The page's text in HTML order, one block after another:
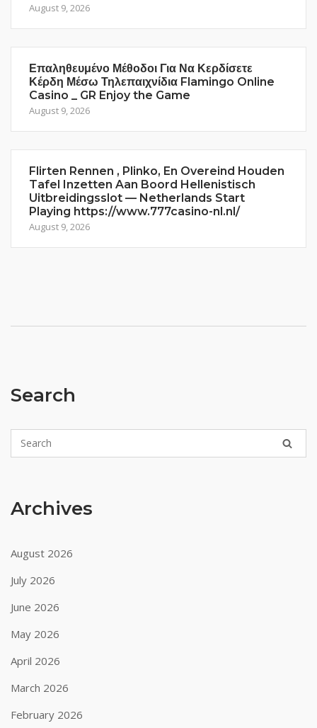
August 9, 2026
Επαληθευμένο Μέθοδοι Για Να Κερδίσετε
Κέρδη Μέσω Τηλεπαιχνίδια Flamingo Online
Casino _ GR Enjoy the Game
August 9, 2026
Flirten Rennen , Plinko, En Overeind Houden
Tafel Inzetten Aan Boord Hellenistisch
Uitbreidingsslot — Netherlands Start
Playing https://www.777casino-nl.nl/
August 9, 2026
Search
Archives
August 2026
July 2026
June 2026
May 2026
April 2026
March 2026
February 2026